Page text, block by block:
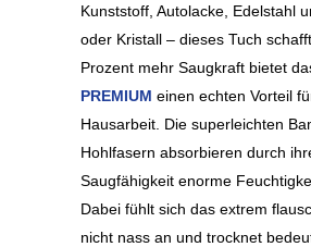
Kunststoff, Autolacke, Edelstahl
oder Kristall – dieses Tuch
Prozent mehr Saugkraft bietet
PREMIUM einen echten Vorteil
Hausarbeit. Die superleichten
Hohlfasern absorbieren durch
Saugfähigkeit enorme
Dabei fühlt sich das extrem
nicht nass an und trocknet